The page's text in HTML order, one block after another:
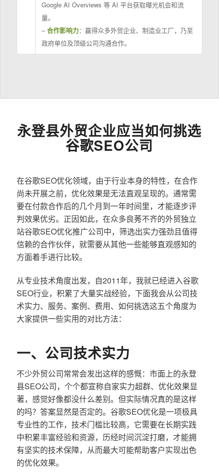
Google AI Overviews 等 AI 平台获取曝光机会和流
量。
–合作影响力：赢得众多外贸企业、制造业工厂，乃至
政府单位及顶级公司沟通合作。
永登县外贸企业应当如何挑选
谷歌SEO公司
在谷歌SEO优化领域，由于行业本身的特性，在合作
尚未开展之前，优化效果是无法直观呈现的。通常需
要在付款合作后的几个月到一年时间里，才能逐步评
判效果优劣。正因如此，在众多良莠不齐的外贸独立
站谷歌SEO优化推广公司中，筛选出实力强劲且值得
信赖的合作伙伴，就需要从其他一些能够直观感知的
方面着手进行比较。
从专业技术角度出发，自2011年，我就已经进入谷歌
SEO行业，积累了大量实战经验，下面我会从公司技
术实力、服务、案例、费用、如何挑选这五个角度为
大家提供一些实用的对比方法：
一、公司技术实力
不少外贸公司常常会发出这样的感慨：市面上的永登
县SEO公司，个个都宣称自家实力超群、优化效果显
著，感觉好像都没什么差别。但实际情况真的是这样
的吗？答案显然是否定的。谷歌SEO优化是一项极具
专业性的工作，技术门槛比较高，它需要在长期实践
中积累丰富经验和资源，历经时间沉淀打磨，才能拥
有坚实的技术保障，从而最大可能帮助客户实现出色
的优化效果。